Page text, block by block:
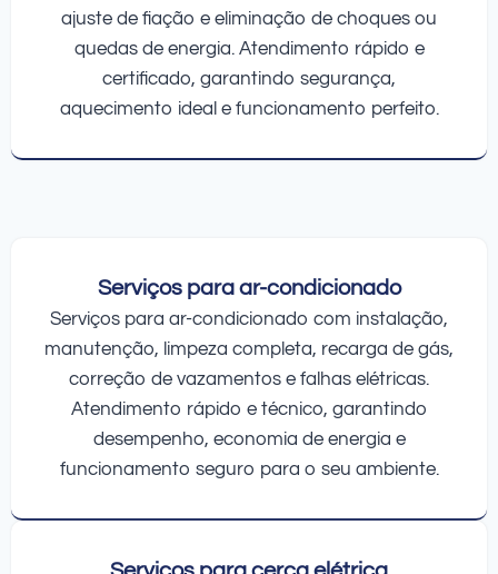
ajuste de fiação e eliminação de choques ou
quedas de energia. Atendimento rápido e
certificado, garantindo segurança,
aquecimento ideal e funcionamento perfeito.
Serviços para ar-condicionado
Serviços para ar-condicionado com instalação,
manutenção, limpeza completa, recarga de gás,
correção de vazamentos e falhas elétricas.
Atendimento rápido e técnico, garantindo
desempenho, economia de energia e
funcionamento seguro para o seu ambiente.